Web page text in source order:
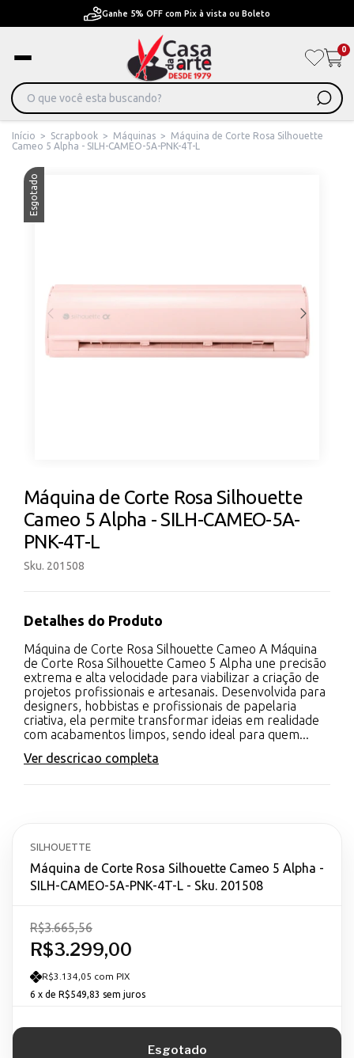
com Pix à vista ou Boleto Pague em Até 6x
0
Início > Scrapbook > Máquinas >
Máquina de Corte Rosa Silhouette
Cameo 5 Alpha - SILH-CAMEO-5A-PNK-4T-L
Esgotado
Máquina de Corte Rosa Silhouette
Cameo 5 Alpha - SILH-CAMEO-5A-
PNK-4T-L
Sku. 201508
Detalhes do Produto
Máquina de Corte Rosa Silhouette Cameo A Máquina
de Corte Rosa Silhouette Cameo 5 Alpha une precisão
extrema e alta velocidade para viabilizar a criação de
projetos profissionais e artesanais. Desenvolvida para
designers, hobbistas e profissionais de papelaria
criativa, ela permite transformar ideias em realidade
com acabamentos limpos, sendo ideal para quem...
Ver descricao completa
SILHOUETTE
Máquina de Corte Rosa Silhouette Cameo 5 Alpha -
SILH-CAMEO-5A-PNK-4T-L - Sku. 201508
R$3.299,00
R$3.665,56
R$3.134,05 com PIX
6 x de R$549,83 sem juros